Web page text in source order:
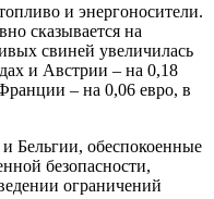
и энергоносители.
сказывается на
свиней увеличилась
и Австрии – на 0,18
– на 0,06 евро, в
Бельгии, обеспокоенные
безопасности,
ограничений